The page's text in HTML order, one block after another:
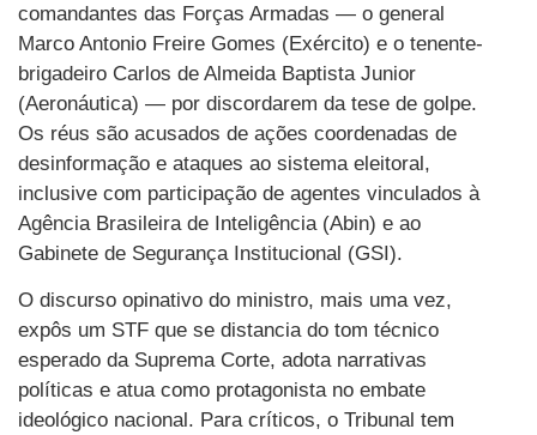
comandantes das Forças Armadas — o general
Marco Antonio Freire Gomes (Exército) e o tenente-
brigadeiro Carlos de Almeida Baptista Junior
(Aeronáutica) — por discordarem da tese de golpe.
Os réus são acusados de ações coordenadas de
desinformação e ataques ao sistema eleitoral,
inclusive com participação de agentes vinculados à
Agência Brasileira de Inteligência (Abin) e ao
Gabinete de Segurança Institucional (GSI).
O discurso opinativo do ministro, mais uma vez,
expôs um STF que se distancia do tom técnico
esperado da Suprema Corte, adota narrativas
políticas e atua como protagonista no embate
ideológico nacional. Para críticos, o Tribunal tem